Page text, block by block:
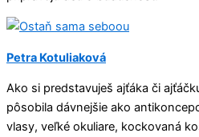
Petra Kotuliaková
Ako si predstavuješ ajťáka či
pôsobila dávnejšie ako
vlasy, veľké okuliare, kockovaná